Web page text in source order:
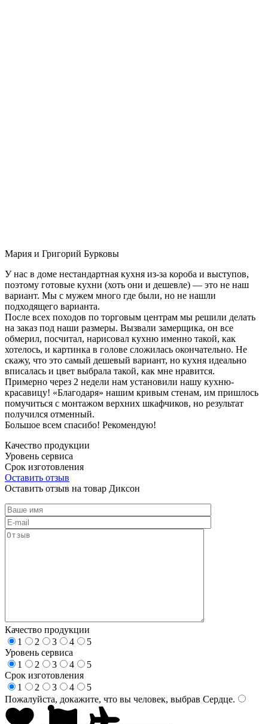
Мария и Григорий Бурковы
У нас в доме нестандартная кухня из-за короба и выступов,
поэтому готовые кухни (хоть они и дешевле) — это не наш
вариант. Мы с мужем много где были, но не нашли
подходящего варианта.
После всех походов по торговым центрам мы решили делать
на заказ под наши размеры. Вызвали замерщика, он все
обмерил, посчитал, нарисовал кухню именно такой, как
хотелось, и картинка в голове сложилась окончательно. Не
скажу, что это самый дешевый вариант, но кухня идеально
вписалась и цвет выбрала такой, как мне нравится.
Примерно через 2 недели нам установили нашу кухню-
красавицу! «Благодаря» нашим кривым стенам, им пришлось
помучиться с монтажом верхних шкафчиков, но результат
получился отменный.
Большое всем спасибо! Рекомендую!
Качество продукции
Уровень сервиса
Срок изготовления
Оставить отзыв
Оставить отзыв на товар Диксон
Качество продукции
1
2 3 4
5
Уровень сервиса
1
2 3 4
5
Срок изготовления
1
2 3 4
5
Пожалуйста, докажите, что вы человек, выбрав Сердце.